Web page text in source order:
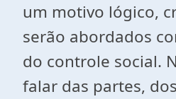
um motivo lógico,
serão abordados
do controle social.
falar das partes,